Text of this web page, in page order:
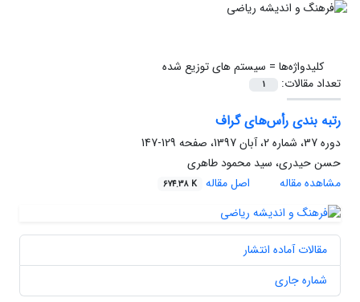
کلیدواژه‌ها = سیستم های توزیع شده
تعداد مقالات:
1
رتبه بندی رأس‌های گراف
دوره 37، شماره 2، آبان 1397، صفحه
129-147
حسن حیدری، سید محمود طاهری
مشاهده مقاله
اصل مقاله 674.38 K
مقالات آماده انتشار
شماره جاری